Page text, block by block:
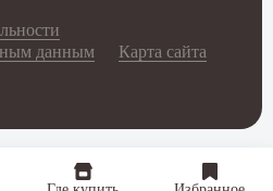
данным
Карта сайта